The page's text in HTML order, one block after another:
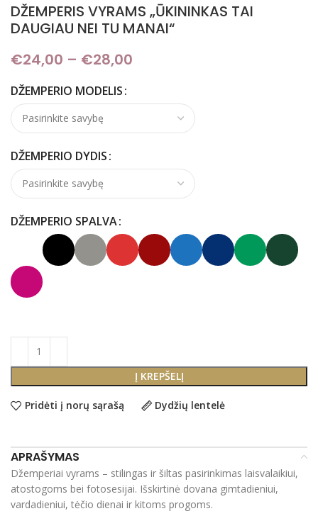
DŽEMPERIS VYRAMS „ŪKININKAS TAI
DAUGIAU NEI TU MANAI“
€24,00 – €28,00
DŽEMPERIO MODELIS
DŽEMPERIO DYDIS
DŽEMPERIO SPALVA
Į KREPŠELĮ
Pridėti į norų sąrašą Dydžių lentelė
APRAŠYMAS
Džemperiai vyrams – stilingas ir šiltas pasirinkimas laisvalaikiui,
atostogoms bei fotosesijai. Išskirtinė dovana gimtadieniui,
vardadieniui, tėčio dienai ir kitoms progoms.